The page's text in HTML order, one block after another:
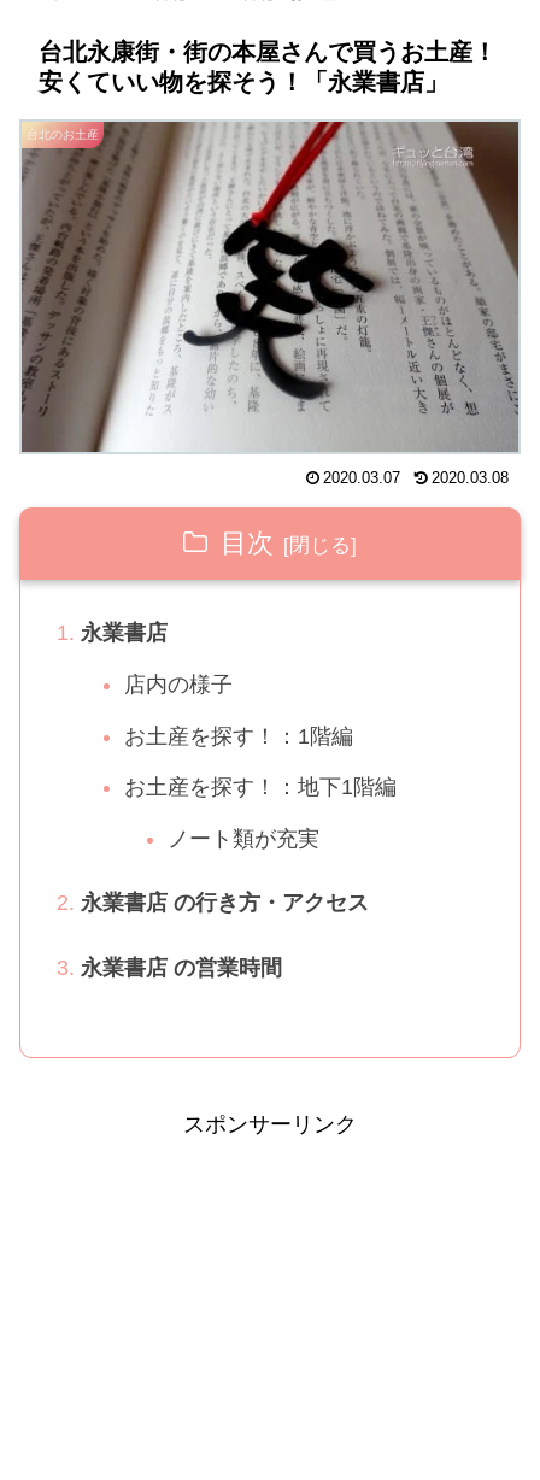
台北永康街・街の本屋さんで買うお土産！
安くていい物を探そう！「永業書店」
台北のお土産
2020.03.07 2020.03.08
目次
永業書店
店内の様子
お土産を探す！：1階編
お土産を探す！：地下1階編
ノート類が充実
永業書店 の行き方・アクセス
永業書店 の営業時間
スポンサーリンク